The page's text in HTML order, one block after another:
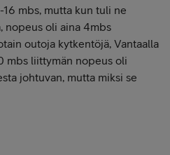
mbs, mutta kun tuli ne
nopeus oli aina 4mbs
outoja kytkentöjä, Vantaalla
mbs liittymän nopeus oli
johtuvan, mutta miksi se